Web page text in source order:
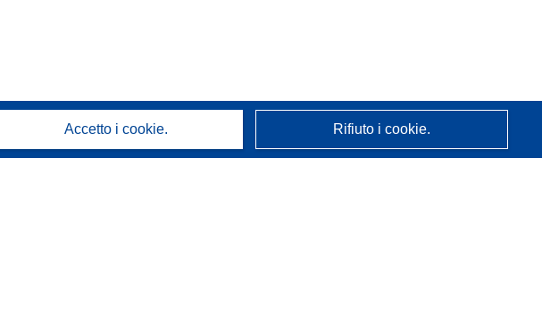
Accetto i cookie. Rifiuto i cookie.